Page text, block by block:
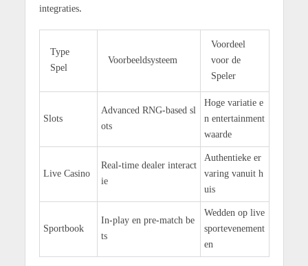
integraties.
Type
Spel
Voorbeeldsysteem
Voordeel
voor de
Speler
Slots
Advanced RNG-based sl
ots
Hoge variatie e
n entertainment
waarde
Live Casino
Real-time dealer interact
ie
Authentieke er
varing vanuit h
uis
Sportbook
In-play en pre-match be
ts
Wedden op live
sportevenement
en